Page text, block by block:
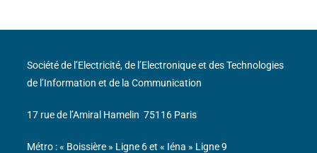
Société de l’Electricité, de l’Electronique et des Technologies
de l’Information et de la Communication
17 rue de l’Amiral Hamelin 75116 Paris
Métro : « Boissière » Ligne 6 et « Iéna » Ligne 9